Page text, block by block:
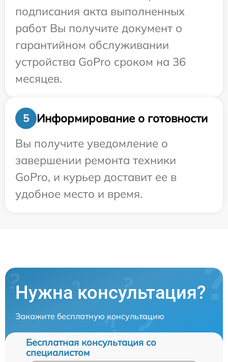
подписания акта выполненных
работ Вы получите документ о
гарантийном обслуживании
устройства GoPro сроком на 36
месяцев.
5
Информирование о готовности
Вы получите уведомление о
завершении ремонта техники
GoPro, и курьер доставит ее в
удобное место и время.
Нужна консультация?
Закажите бесплатную консультацию
Бесплатная консультация со
специалистом